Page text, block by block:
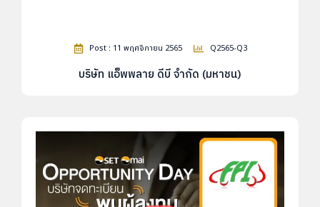
Post : 11 พฤศจิกายน 2565 Q2565-Q3
บริษัท แอ็พพลาย ดีบี จำกัด (มหาชน)